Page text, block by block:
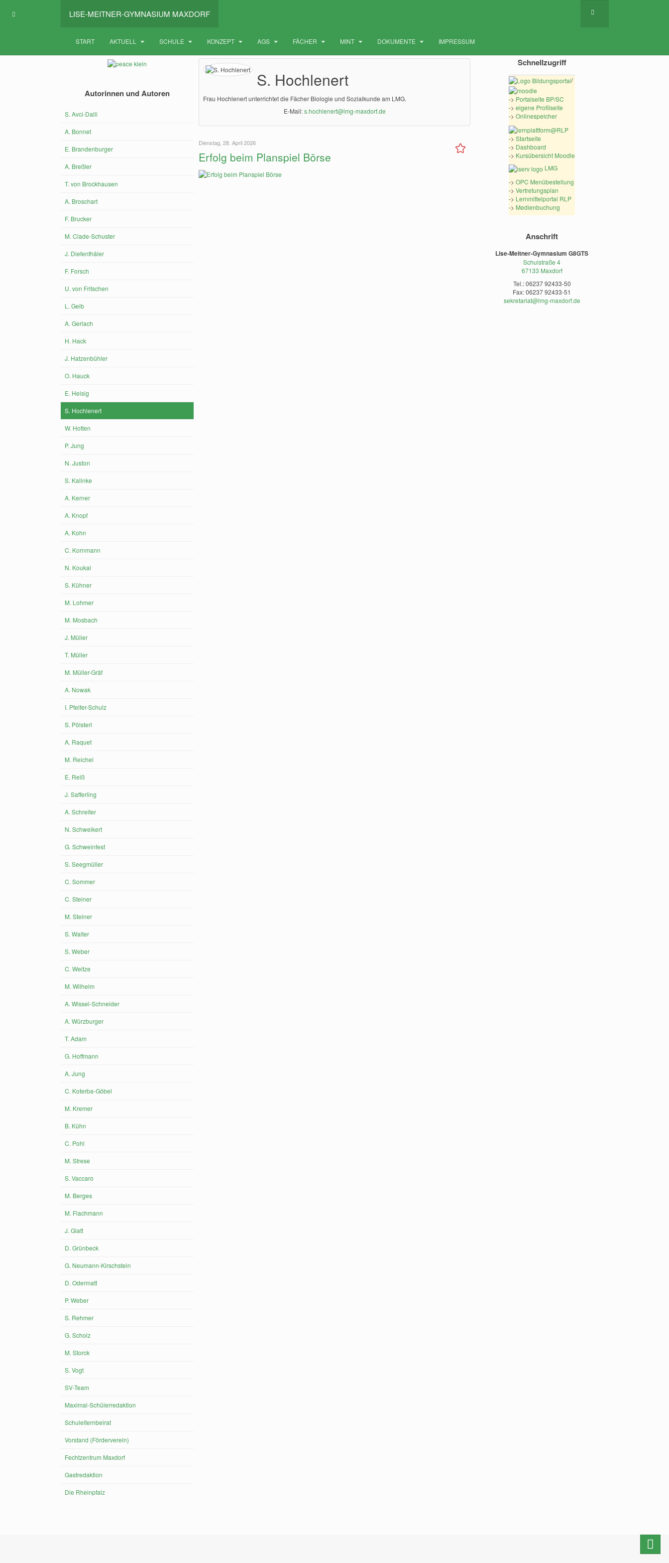
LISE-MEITNER-GYMNASIUM MAXDORF
START AKTUELL SCHULE KONZEPT AGS FÄCHER MINT DOKUMENTE IMPRESSUM
S. Hochlenert
Frau Hochlenert unterrichtet die Fächer Biologie und Sozialkunde am LMG.
E-Mail:s.hochlenert@lmg-maxdorf.de
Dienstag, 28. April 2026
Erfolg beim Planspiel Börse
Autorinnen und Autoren
S. Avci-Dalli
A. Bonnet
E. Brandenburger
A. Breßler
T. von Brockhausen
A. Broschart
F. Brucker
M. Clade-Schuster
J. Diefenthäler
F. Forsch
U. von Fritschen
L. Geib
A. Gerlach
H. Hack
J. Hatzenbühler
O. Hauck
E. Heisig
S. Hochlenert
W. Hotten
P. Jung
N. Juston
S. Kalinke
A. Kerner
A. Knopf
A. Kohn
C. Kornmann
N. Koukal
S. Kühner
M. Lohmer
M. Mosbach
J. Müller
T. Müller
M. Müller-Gräf
A. Nowak
I. Pfeifer-Schulz
S. Pölsterl
A. Raquet
M. Reichel
E. Reiß
J. Safferling
A. Schreiter
N. Schweikert
G. Schweinfest
S. Seegmüller
C. Sommer
C. Steiner
M. Steiner
S. Walter
S. Weber
C. Weitze
M. Wilhelm
A. Wissel-Schneider
A. Würzburger
T. Adam
G. Hoffmann
A. Jung
C. Koterba-Göbel
M. Kremer
B. Kühn
C. Pohl
M. Strese
S. Vaccaro
M. Berges
M. Flachmann
J. Glatt
D. Grünbeck
G. Neumann-Kirschstein
D. Odermatt
P. Weber
S. Rehmer
G. Scholz
M. Storck
S. Vogt
SV-Team
Maximal-Schülerredaktion
Schulelternbeirat
Vorstand (Förderverein)
Fechtzentrum Maxdorf
Gastredaktion
Die Rheinpfalz
Schnellzugriff
/
-> Portalseite BP/SC
->eigene Profilseite
->Onlinespeicher
->Startseite
-> Dashboard
-> Kursübersicht Moodle
LMG
->OPC Menübestellung
->Vertretungsplan
-> Lernmittelportal RLP
-> Medienbuchung
Anschrift
Lise-Meitner-Gymnasium G8GTS
Schulstraße 4
67133 Maxdorf
Tel.: 06237 92433-50
Fax: 06237 92433-51
sekretariat@lmg-maxdorf.de